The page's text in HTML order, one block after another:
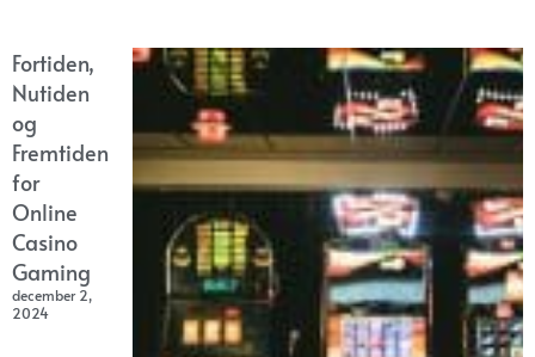
Fortiden,
Nutiden
og
Fremtiden
for
Online
Casino
Gaming
december 2,
2024